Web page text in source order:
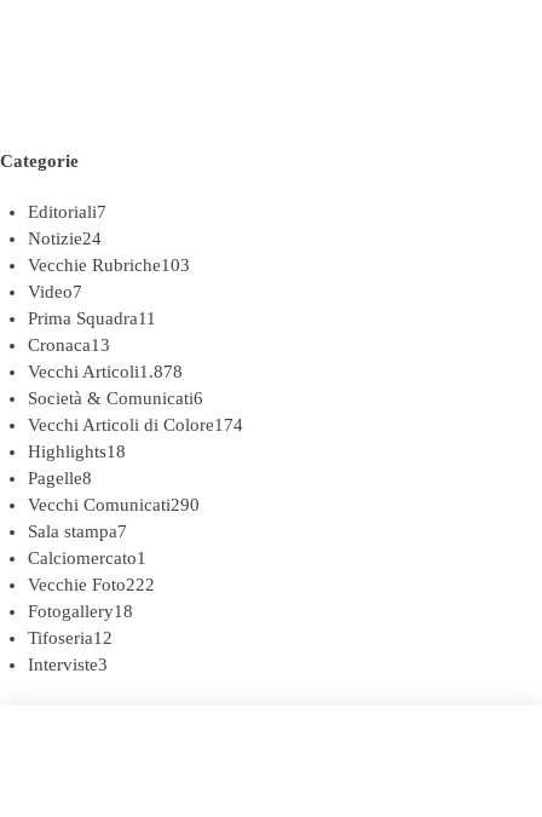
Categorie
Editoriali7
Notizie24
Vecchie Rubriche103
Video7
Prima Squadra11
Cronaca13
Vecchi Articoli1.878
Società & Comunicati6
Vecchi Articoli di Colore174
Highlights18
Pagelle8
Vecchi Comunicati290
Sala stampa7
Calciomercato1
Vecchie Foto222
Fotogallery18
Tifoseria12
Interviste3